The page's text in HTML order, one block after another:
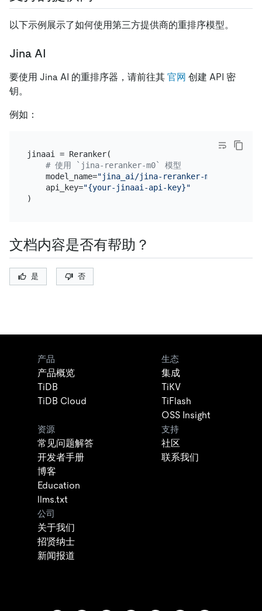
以下示例展示了如何使用第三方提供商的重排序模型。
Jina AI
要使用 Jina AI 的重排序器，请前往其 官网 创建 API 密
钥。
例如：
jinaai = Reranker(
# 使用 `jina-reranker-m0` 模型
    model_name=
"jina_ai/jina-reranker-m0"
    api_key=
"{your-jinaai-api-key}"
文档内容是否有帮助？
是 否
产品
产品概览
TiDB
TiDB Cloud
生态
集成
TiKV
TiFlash
OSS Insight
资源
常见问题解答
开发者手册
博客
Education
llms.txt
支持
社区
联系我们
公司
关于我们
招贤纳士
新闻报道